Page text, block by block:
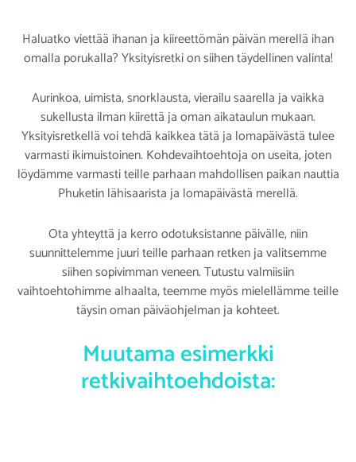
Haluatko viettää ihanan ja kiireettömän päivän merellä ihan
omalla porukalla? Yksityisretki on siihen täydellinen valinta!
Aurinkoa, uimista, snorklausta, vierailu saarella ja vaikka
sukellusta ilman kiirettä ja oman aikataulun mukaan.
Yksityisretkellä voi tehdä kaikkea tätä ja lomapäivästä tulee
varmasti ikimuistoinen. Kohdevaihtoehtoja on useita, joten
löydämme varmasti teille parhaan mahdollisen paikan nauttia
Phuketin lähisaarista ja lomapäivästä merellä.
Ota yhteyttä ja kerro odotuksistanne päivälle, niin
suunnittelemme juuri teille parhaan retken ja valitsemme
siihen sopivimman veneen. Tutustu valmiisiin
vaihtoehtohimme alhaalta, teemme myös mielellämme teille
täysin oman päiväohjelman ja kohteet.
Muutama esimerkki
retkivaihtoehdoista: